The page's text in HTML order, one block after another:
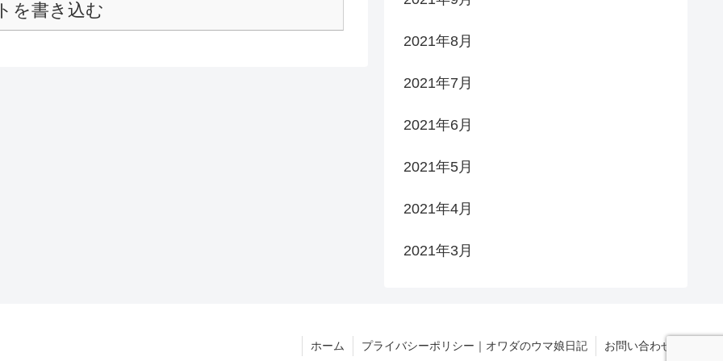
を書き込む
2021年8月
2021年7月
2021年6月
2021年5月
2021年4月
2021年3月
ホーム プライバシーポリシー｜オワダのウマ娘日記 お問い合わせ